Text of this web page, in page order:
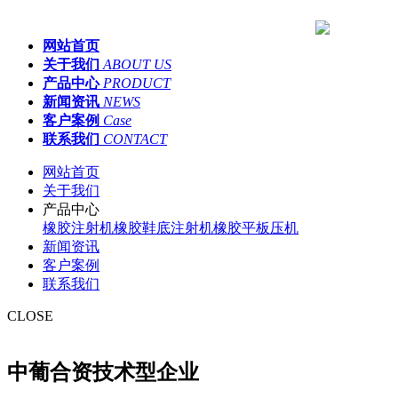
网站首页
关于我们 ABOUT US
产品中心 PRODUCT
新闻资讯 NEWS
客户案例 Case
联系我们 CONTACT
网站首页
关于我们
产品中心
橡胶注射机橡胶鞋底注射机橡胶平板压机
新闻资讯
客户案例
联系我们
CLOSE
中葡合资技术型企业